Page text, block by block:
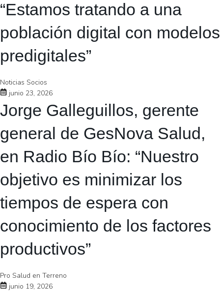
“Estamos tratando a una
población digital con modelos
predigitales”
Noticias Socios
junio 23, 2026
Jorge Galleguillos, gerente
general de GesNova Salud,
en Radio Bío Bío: “Nuestro
objetivo es minimizar los
tiempos de espera con
conocimiento de los factores
productivos”
Pro Salud en Terreno
junio 19, 2026